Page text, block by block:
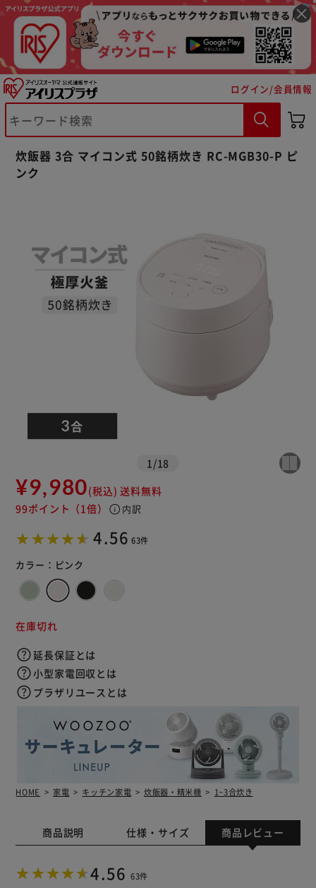
ログイン/会員情報
炊飯器 3合 マイコン式 50銘柄炊き RC-MGB30-P ピ
ンク
1 /18
¥9,980(税込) 送料無料
99ポイント （1倍） info 内訳
4.56 63件
カラー： ピンク
在庫切れ
延長保証とは
小型家電回収とは
プラザリユースとは
HOME 家電 キッチン家電 炊飯器・精米機 1~3合炊き
商品説明 仕様・サイズ 商品レビュー
4.56 63件
カートに入れる